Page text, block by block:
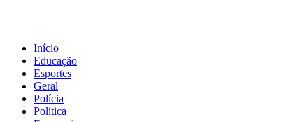
Início
Educação
Esportes
Geral
Polícia
Política